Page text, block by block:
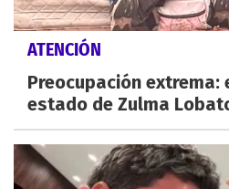
ATENCIÓN
Preocupación extrema:
estado de Zulma